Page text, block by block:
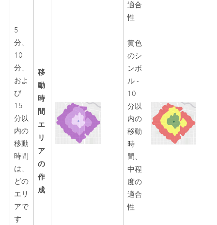
5
分、
10
分、
およ
び
15
分以
内の
移動
時間
は、
どの
エリ
アで
す
移
動
時
間
エ
リ
ア
の
作
成
適合
性
黄色
のシ
ンボ
ル -
10
分以
内の
移動
時
間、
中程
度の
適合
性